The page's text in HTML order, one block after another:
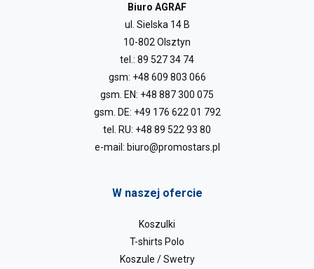
Biuro AGRAF
ul. Sielska 14 B
10-802 Olsztyn
tel.: 89 527 34 74
gsm: +48 609 803 066
gsm. EN: +48 887 300 075
gsm. DE: +49 176 622 01 792
tel. RU: +48 89 522 93 80
e-mail: biuro@promostars.pl
W naszej ofercie
Koszulki
T-shirts Polo
Koszule / Swetry